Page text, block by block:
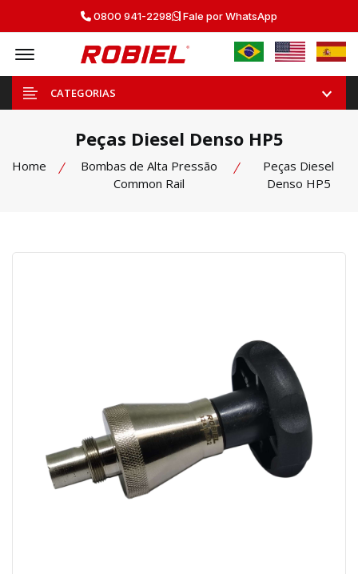
0800 941-2298 Fale por WhatsApp
Offcanvas Menu Open
CATEGORIAS
Peças Diesel Denso HP5
Home
Bombas de Alta Pressão
Common Rail
Peças Diesel
Denso HP5